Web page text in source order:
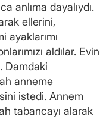
anlıma dayalıydı.
ellerini,
ayaklarımı
aldılar. Evin
Damdaki
anneme
istedi. Annem
tabancayı alarak